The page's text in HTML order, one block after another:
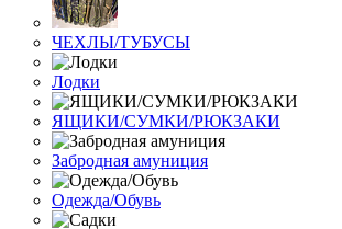
ЧЕХЛЫ/ТУБУСЫ
Лодки
ЯЩИКИ/СУМКИ/РЮКЗАКИ
Забродная амуниция
Одежда/Обувь